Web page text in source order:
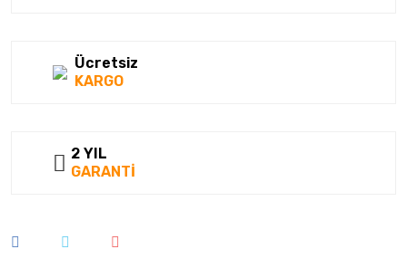
Ücretsiz
KARGO
2 YIL
GARANTİ